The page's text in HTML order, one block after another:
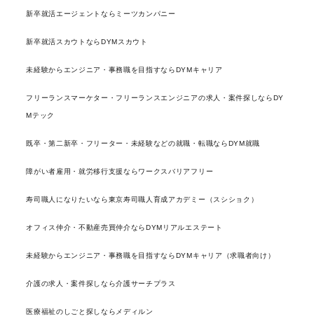
新卒就活エージェントならミーツカンパニー
新卒就活スカウトならDYMスカウト
未経験からエンジニア・事務職を目指すならDYMキャリア
フリーランスマーケター・フリーランスエンジニアの求人・案件探しならDY
Mテック
既卒・第二新卒・フリーター・未経験などの就職・転職ならDYM就職
障がい者雇用・就労移行支援ならワークスバリアフリー
寿司職人になりたいなら東京寿司職人育成アカデミー（スシショク）
オフィス仲介・不動産売買仲介ならDYMリアルエステート
未経験からエンジニア・事務職を目指すならDYMキャリア（求職者向け）
介護の求人・案件探しなら介護サーチプラス
医療福祉のしごと探しならメディルン